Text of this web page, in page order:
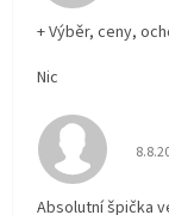
+ Výběr, ceny,
Nic
Absolutní špička